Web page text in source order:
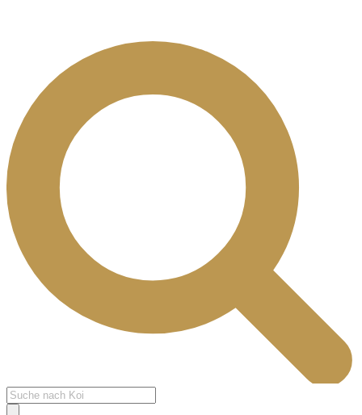
Products
search